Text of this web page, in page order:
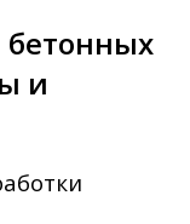
бетонных
и